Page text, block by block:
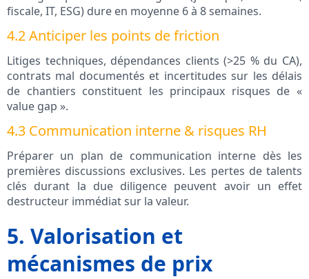
fiscale, IT, ESG) dure en moyenne 6 à 8 semaines.
4.2 Anticiper les points de friction
Litiges techniques, dépendances clients (>25 % du CA),
contrats mal documentés et incertitudes sur les délais
de chantiers constituent les principaux risques de «
value gap ».
4.3 Communication interne & risques RH
Préparer un plan de communication interne dès les
premières discussions exclusives. Les pertes de talents
clés durant la due diligence peuvent avoir un effet
destructeur immédiat sur la valeur.
5. Valorisation et
mécanismes de prix